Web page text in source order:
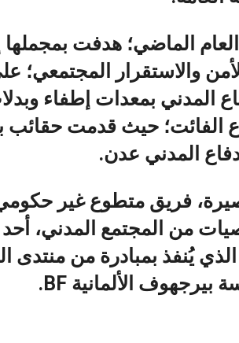
الماضي؛ هدفت بمجملها
والاستقرار
المدني بمعدات إطفاء
الفائت؛ حيث قدمت حقائب
المدني عدن.
صيرة، فريق متطوع غير
من المجتمع المدني، أحد
يُنفذ بمبادرة من منتدى